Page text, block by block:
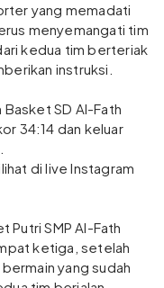
yang memadati
menyemangati tim
kedua tim berteriak
instruksi.
SD Al-Fath
34:14 dan keluar
di live Instagram
Putri SMP Al-Fath
ketiga, setelah
yang sudah